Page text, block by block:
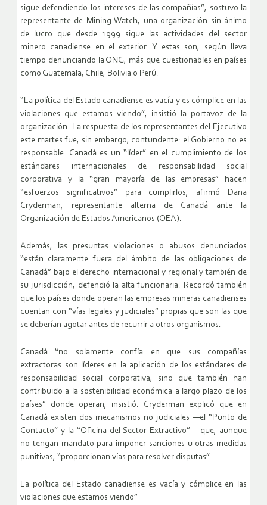
sigue defendiendo los intereses de las compañías”, sostuvo la
representante de Mining Watch, una organización sin ánimo
de lucro que desde 1999 sigue las actividades del sector
minero canadiense en el exterior. Y estas son, según lleva
tiempo denunciando la ONG, más que cuestionables en países
como Guatemala, Chile, Bolivia o Perú.
“La política del Estado canadiense es vacía y es cómplice en las
violaciones que estamos viendo”, insistió la portavoz de la
organización. La respuesta de los representantes del Ejecutivo
este martes fue, sin embargo, contundente: el Gobierno no es
responsable. Canadá es un “líder” en el cumplimiento de los
estándares internacionales de responsabilidad social
corporativa y la “gran mayoría de las empresas” hacen
“esfuerzos significativos” para cumplirlos, afirmó Dana
Cryderman, representante alterna de Canadá ante la
Organización de Estados Americanos (OEA).
Además, las presuntas violaciones o abusos denunciados
“están claramente fuera del ámbito de las obligaciones de
Canadá” bajo el derecho internacional y regional y también de
su jurisdicción, defendió la alta funcionaria. Recordó también
que los países donde operan las empresas mineras canadienses
cuentan con “vías legales y judiciales” propias que son las que
se deberían agotar antes de recurrir a otros organismos.
Canadá “no solamente confía en que sus compañías
extractoras son líderes en la aplicación de los estándares de
responsabilidad social corporativa, sino que también han
contribuido a la sostenibilidad económica a largo plazo de los
países” donde operan, insistió. Cryderman explicó que en
Canadá existen dos mecanismos no judiciales —el “Punto de
Contacto” y la “Oficina del Sector Extractivo”— que, aunque
no tengan mandato para imponer sanciones u otras medidas
punitivas, “proporcionan vías para resolver disputas”.
La política del Estado canadiense es vacía y cómplice en las
violaciones que estamos viendo”